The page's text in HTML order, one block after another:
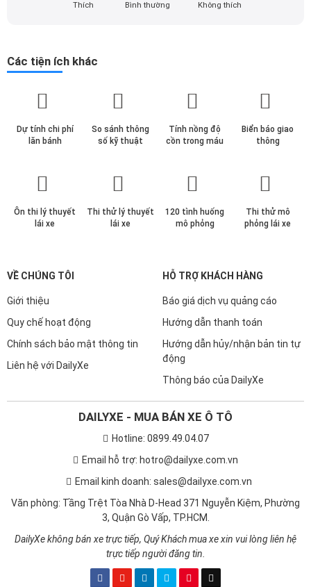
Thích Bình thường Không thích
Các tiện ích khác
Dự tính chi phí
lăn bánh
So sánh thông
số kỹ thuật
Tính nồng độ
cồn trong máu
Biển báo giao
thông
Ôn thi lý thuyết
lái xe
Thi thử lý thuyết
lái xe
120 tình huống
mô phỏng
Thi thử mô
phỏng lái xe
VỀ CHÚNG TÔI
Giới thiệu
Quy chế hoạt động
Chính sách bảo mật thông tin
Liên hệ với DailyXe
HỖ TRỢ KHÁCH HÀNG
Báo giá dịch vụ quảng cáo
Hướng dẫn thanh toán
Hướng dẫn hủy/nhận bản tin tự
động
Thông báo của DailyXe
DAILYXE - MUA BÁN XE Ô TÔ
Hotline: 0899.49.04.07
Email hỗ trợ: hotro@dailyxe.com.vn
Email kinh doanh: sales@dailyxe.com.vn
Văn phòng: Tầng Trệt Tòa Nhà D-Head 371 Nguyễn Kiệm, Phường
3, Quận Gò Vấp, TP.HCM.
DailyXe không bán xe trực tiếp, Quý Khách mua xe xin vui lòng liên hệ
trực tiếp người đăng tin.